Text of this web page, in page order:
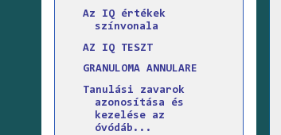
Az IQ értékek
színvonala
AZ IQ TESZT
GRANULOMA ANNULARE
Tanulási zavarok
azonosítása és
kezelése az
óvódáb...